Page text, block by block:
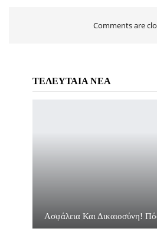
Comments are
ΤΕΛΕΥΤΑΙΑ ΝΕΑ
Ασφάλεια Και Δικαιοσύνη!